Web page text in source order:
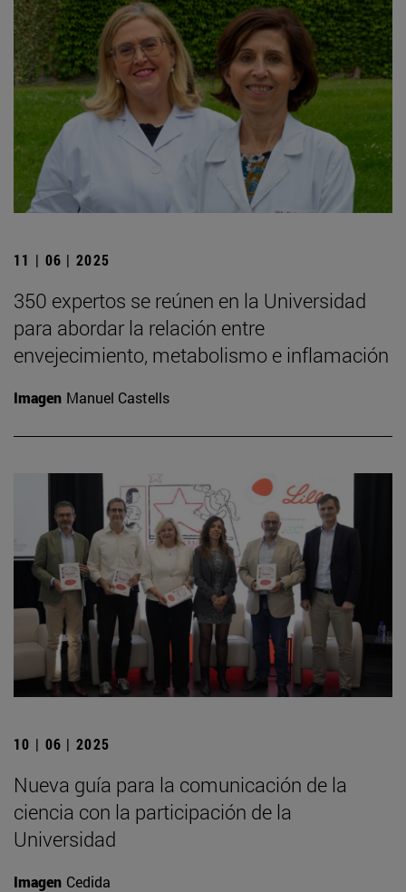
11 | 06 | 2025
350 expertos se reúnen en la Universidad
para abordar la relación entre
envejecimiento, metabolismo e inflamación
Imagen Manuel Castells
10 | 06 | 2025
Nueva guía para la comunicación de la
ciencia con la participación de la
Universidad
Imagen Cedida